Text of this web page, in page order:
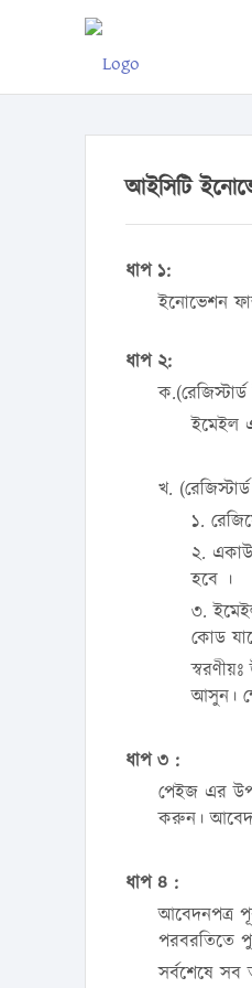
আইসিটি
ধাপ ১:
ইনোভেশন
ধাপ ২:
ইমেইল
খ.
১.
২.
হবে ।
৩.
কোড
আসুন।
ধাপ ৩ :
পেইজ এর
করুন।
ধাপ ৪ :
আবেদনপত্র
পরবরতিতে
সর্বশেষে সব